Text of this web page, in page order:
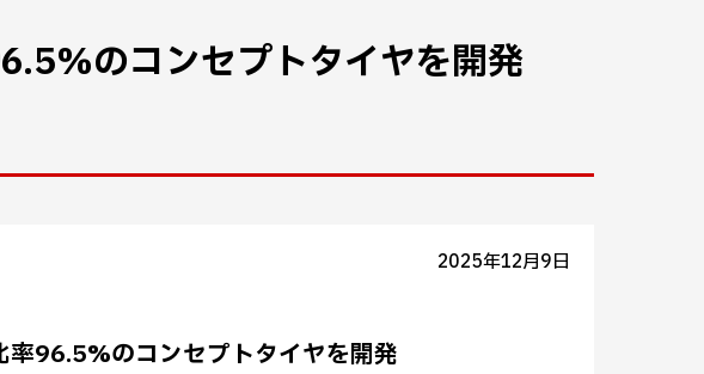
のコンセプトタイヤを開発
2025年12月9日
率96.5%のコンセプトタイヤを開発